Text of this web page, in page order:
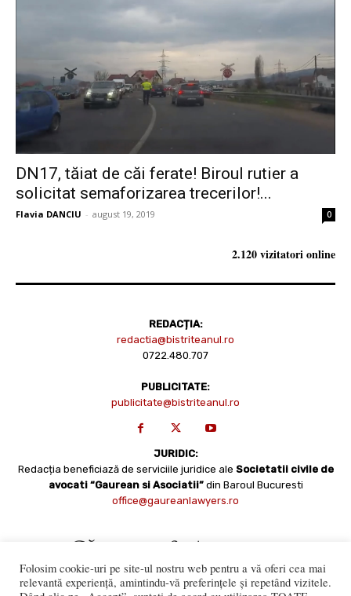
DN17, tăiat de căi ferate! Biroul rutier a
solicitat semaforizarea trecerilor!...
Flavia DANCIU - august 19, 2019 0
2.120 vizitatori online
REDACȚIA:
redactia@bistriteanul.ro
0722.480.707
PUBLICITATE:
publicitate@bistriteanul.ro
JURIDIC:
Redacția beneficiază de serviciile juridice ale Societatii civile de
avocati “Gaurean si Asociatii” din Baroul Bucuresti
office@gaureanlawyers.ro
Folosim cookie-uri pe site-ul nostru web pentru a vă oferi cea mai
relevantă experiență, amintindu-vă preferințele și repetând vizitele.